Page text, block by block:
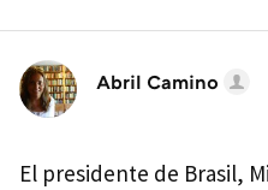
Abril Camino
El presidente de Brasil,